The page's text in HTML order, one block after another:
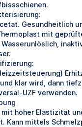
Gesundheitlich
mit
klar wird, dann
UZF verwenden.
hoher Elastizität
Kann mittels